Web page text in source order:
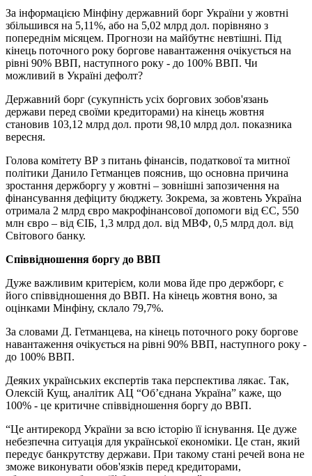
За інформацією Мінфіну державний борг України у жовтні
збільшився на 5,11%, або на 5,02 млрд дол. порівняно з
попереднім місяцем. Прогнози на майбутнє невтішні. Під
кінець поточного року боргове навантаження очікується на
рівні 90% ВВП, наступного року - до 100% ВВП. Чи
можливий в Україні дефолт?
Державний борг (сукупність усіх боргових зобов'язань
держави перед своїми кредиторами) на кінець жовтня
становив 103,12 млрд дол. проти 98,10 млрд дол. показника
вересня.
Голова комітету ВР з питань фінансів, податкової та митної
політики Данило Гетманцев пояснив, що основна причина
зростання держборгу у жовтні – зовнішні запозичення на
фінансування дефіциту бюджету. Зокрема, за жовтень Україна
отримала 2 млрд євро макрофінансової допомоги від ЄС, 550
млн євро – від ЄІБ, 1,3 млрд дол. від МВФ, 0,5 млрд дол. від
Світового банку.
Співвідношення боргу до ВВП
Дуже важливим критерієм, коли мова йде про держборг, є
його співвідношення до ВВП. На кінець жовтня воно, за
оцінками Мінфіну, склало 79,7%.
За словами Д. Гетманцева, на кінець поточного року боргове
навантаження очікується на рівні 90% ВВП, наступного року -
до 100% ВВП.
Деяких українських експертів така перспектива лякає. Так,
Олексій Кущ, аналітик АЦ “Об’єднана Україна” каже, що
100% - це критичне співвідношення боргу до ВВП.
“Це антирекорд України за всю історію її існування. Це дуже
небезпечна ситуація для української економіки. Це стан, який
передує банкрутству держави. При такому стані речей вона не
зможе виконувати обов'язків перед кредиторами,